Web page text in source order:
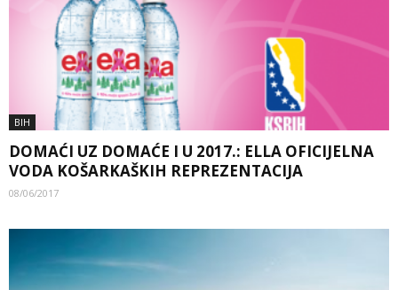
BIH
DOMAĆI UZ DOMAĆE I U 2017.: ELLA OFICIJELNA
VODA KOŠARKAŠKIH REPREZENTACIJA
08/06/2017